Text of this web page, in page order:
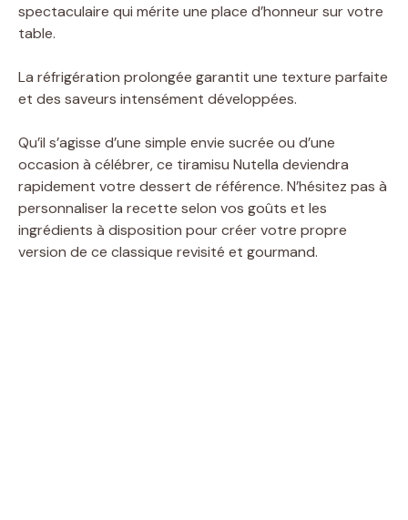
spectaculaire qui mérite une place d’honneur sur votre
table.
La réfrigération prolongée garantit une texture parfaite
et des saveurs intensément développées.
Qu’il s’agisse d’une simple envie sucrée ou d’une
occasion à célébrer, ce tiramisu Nutella deviendra
rapidement votre dessert de référence. N’hésitez pas à
personnaliser la recette selon vos goûts et les
ingrédients à disposition pour créer votre propre
version de ce classique revisité et gourmand.